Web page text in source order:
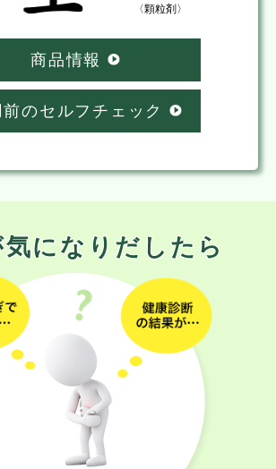
〈顆粒剤〉
商品情報
前のセルフチェック
になりだしたら